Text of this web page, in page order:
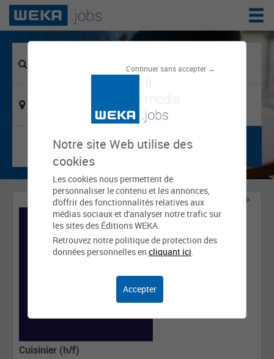
Continuer sans accepter →
Notre site Web utilise des
cookies
Les cookies nous permettent de
personnaliser le contenu et les annonces,
d'offrir des fonctionnalités relatives aux
médias sociaux et d'analyser notre trafic sur
les sites des Éditions WEKA.
Retrouvez notre politique de protection des
données personnelles en cliquant ici.
Accepter
Cuisinier (h/f)